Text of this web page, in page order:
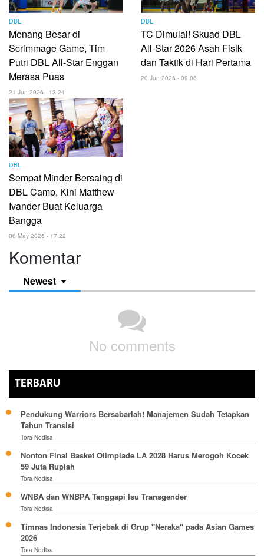
DBL
Menang Besar di
Scrimmage Game, Tim
Putri DBL All-Star Enggan
Merasa Puas
21 Jun 2026 - 13:24
DBL
TC Dimulai! Skuad DBL
All-Star 2026 Asah Fisik
dan Taktik di Hari Pertama
20 Jun 2026 - 09:06
DBL
Sempat Minder Bersaing di
DBL Camp, Kini Matthew
Ivander Buat Keluarga
Bangga
06 May 2026 - 17:22
Komentar
Newest
No comments
TERBARU
Pendukung Warriors Bersabarlah! Manajemen Sudah Tetapkan
Tahun Transisi
Tora Nodisa
Nonton Final Basket Olimpiade LA 2028 Harus Merogoh Kocek
59 Juta Rupiah
Tora Nodisa
WNBA dan WNBPA Tanggapi Isu Transgender
Tora Nodisa
Timnas Indonesia Terjebak di Grup "Neraka" pada Asian Games
2026
Tora Nodisa